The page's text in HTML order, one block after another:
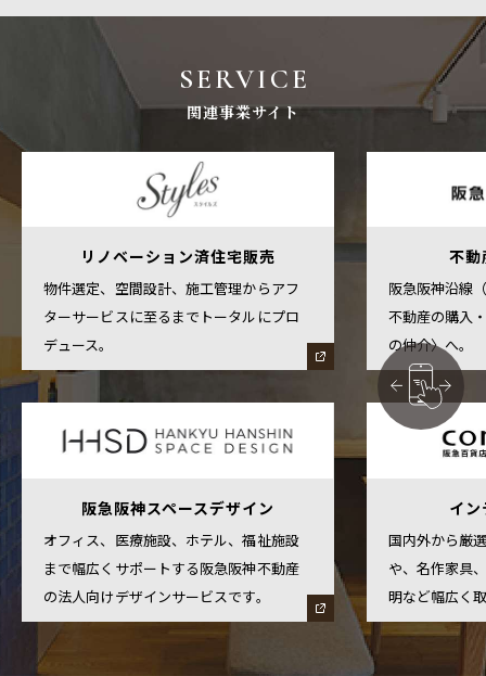
SERVICE
関連事業サイト
リノベーション済住宅販売
物件選定、空間設計、施工管理からアフ
ターサービスに至るまでトータルにプロ
デュース。
不動
阪急阪神沿線
不動産の購入
の仲介〉へ。
阪急阪神スペースデザイン
オフィス、医療施設、ホテル、福祉施設
まで幅広くサポートする阪急阪神不動産
の法人向けデザインサービスです。
イ
国内外から厳
や、名作家具
明など幅広く